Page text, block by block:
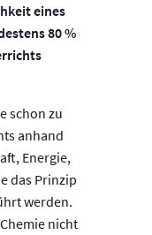
eines
80 %
schon zu
anhand
Energie,
das Prinzip
werden.
nicht